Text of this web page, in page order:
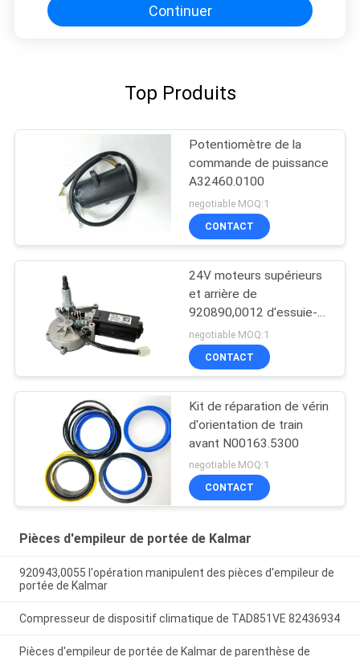
Continuer
Top Produits
Potentiomètre de la
commande de puissance
A32460.0100
negotiable MOQ:1
CONTACT
24V moteurs supérieurs
et arrière de
920890,0012 d'essuie-
glace
negotiable MOQ:1
CONTACT
Kit de réparation de vérin
d'orientation de train
avant N00163.5300
negotiable MOQ:1
CONTACT
Pièces d'empileur de portée de Kalmar
920943,0055 l'opération manipulent des pièces d'empileur de
portée de Kalmar
Compresseur de dispositif climatique de TAD851VE 82436934
Pièces d'empileur de portée de Kalmar de parenthèse de